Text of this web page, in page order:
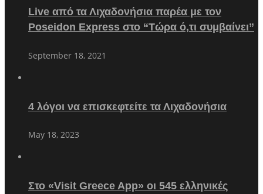
Live από τα Λιχαδονήσια παρέα με τον
Poseidon Express στο “Τώρα ό,τι συμβαίνει”
September 18, 2021
4 λόγοι να επισκεφτείτε τα Λιχαδονήσια
May 18, 2023
Στο «Visit Greece App» οι 545 ελληνικές